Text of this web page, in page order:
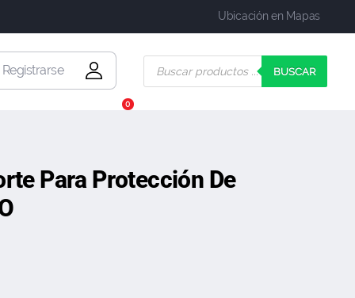
Ubicación en Mapas
0
BUSCAR
Para Protección De